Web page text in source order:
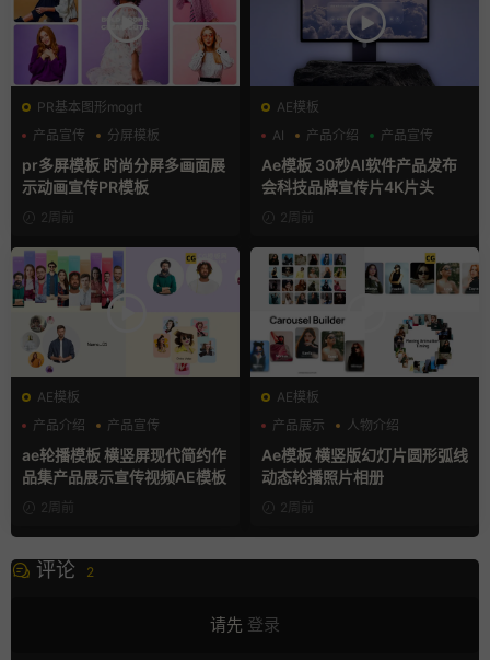
PR基本图形mogrt
产品宣传
分屏模板
品牌宣传
pr多屏模板 时尚分屏多画面展
示动画宣传PR模板
2周前
AE模板
AI
产品介绍 产品宣传
Ae模板 30秒AI软件产品发布
会科技品牌宣传片4K片头
2周前
AE模板
产品介绍
产品宣传
产品展示
ae轮播模板 横竖屏现代简约作
品集产品展示宣传视频AE模板
2周前
AE模板
产品展示
人物介绍
团队介绍
Ae模板 横竖版幻灯片圆形弧线
动态轮播照片相册
2周前
评论 2
请先 登录